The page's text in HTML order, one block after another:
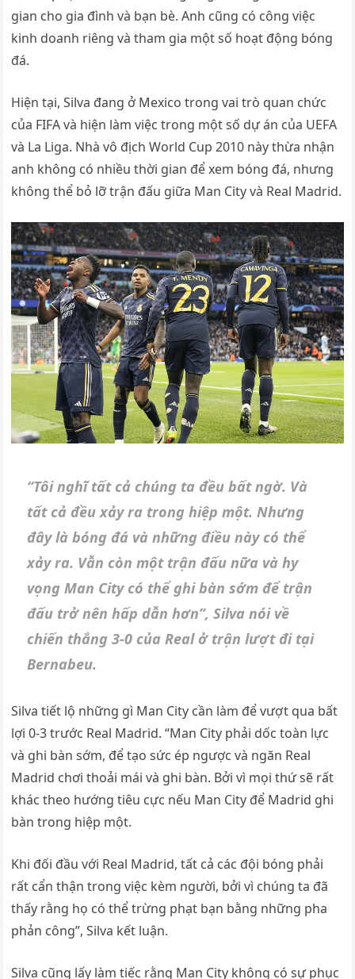
gian cho gia đình và bạn bè. Anh cũng có công việc
kinh doanh riêng và tham gia một số hoạt động bóng
đá.
Hiện tại, Silva đang ở Mexico trong vai trò quan chức
của FIFA và hiện làm việc trong một số dự án của UEFA
và La Liga. Nhà vô địch World Cup 2010 này thừa nhận
anh không có nhiều thời gian để xem bóng đá, nhưng
không thể bỏ lỡ trận đấu giữa Man City và Real Madrid.
“Tôi nghĩ tất cả chúng ta đều bất ngờ. Và
tất cả đều xảy ra trong hiệp một. Nhưng
đây là bóng đá và những điều này có thể
xảy ra. Vẫn còn một trận đấu nữa và hy
vọng Man City có thể ghi bàn sớm để trận
đấu trở nên hấp dẫn hơn”, Silva nói về
chiến thắng 3-0 của Real ở trận lượt đi tại
Bernabeu.
Silva tiết lộ những gì Man City cần làm để vượt qua bất
lợi 0-3 trước Real Madrid. “Man City phải dốc toàn lực
và ghi bàn sớm, để tạo sức ép ngược và ngăn Real
Madrid chơi thoải mái và ghi bàn. Bởi vì mọi thứ sẽ rất
khác theo hướng tiêu cực nếu Man City để Madrid ghi
bàn trong hiệp một.
Khi đối đầu với Real Madrid, tất cả các đội bóng phải
rất cẩn thận trong việc kèm người, bởi vì chúng ta đã
thấy rằng họ có thể trừng phạt bạn bằng những pha
phản công”, Silva kết luận.
Silva cũng lấy làm tiếc rằng Man City không có sự phục